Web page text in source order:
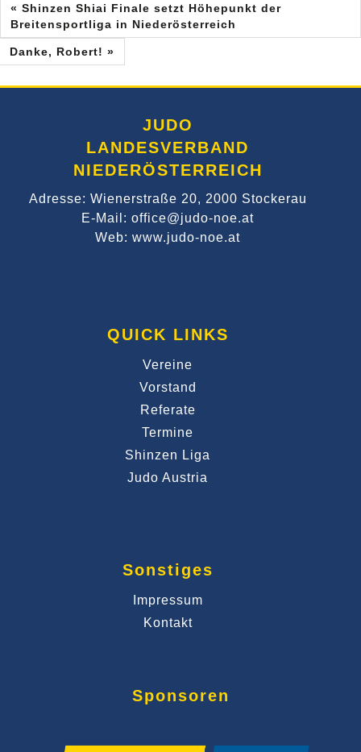
« Shinzen Shiai Finale setzt Höhepunkt der
Breitensportliga in Niederösterreich
Danke, Robert! »
JUDO
LANDESVERBAND
NIEDERÖSTERREICH
Adresse: Wienerstraße 20, 2000 Stockerau
E-Mail: office@judo-noe.at
Web: www.judo-noe.at
QUICK LINKS
Vereine
Vorstand
Referate
Termine
Shinzen Liga
Judo Austria
Sonstiges
Impressum
Kontakt
Sponsoren